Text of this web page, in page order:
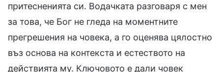
притесненията си. Водачката разговаря с мен
за това, че Бог не гледа на моментните
прегрешения на човека, а го оценява цялостно
въз основа на контекста и естеството на
действията му. Ключовото е дали човек